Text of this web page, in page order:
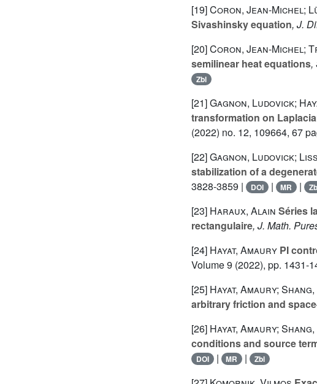
[19]Coron, Jean-Michel;
Sivashinsky equation, J.
[20]Coron, Jean-Michel;
semilinear heat equations,
Zbl
[21]Gagnon, Ludovick;
transformation on
(2022) no. 12, 109664, 67
[22]Gagnon, Ludovick;
stabilization of a
3828-3859 |
DOI | MR |
[23] Haraux, Alain Séries
rectangulaire, J. Math.
[24] Hayat, Amaury PI
Volume 9 (2022), pp. 1431-
[25] Hayat, Amaury; Shang,
arbitrary friction and
[26] Hayat, Amaury; Shang,
conditions and source
DOI | MR | Zbl